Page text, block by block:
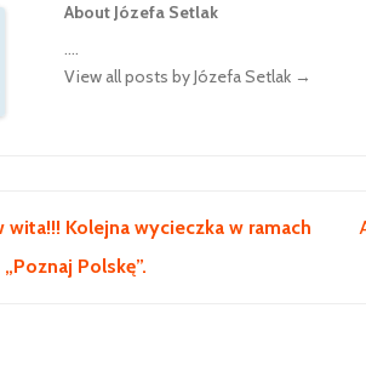
About Józefa Setlak
....
View all posts by Józefa Setlak →
wita!!! Kolejna wycieczka w ramach
Polskę”.